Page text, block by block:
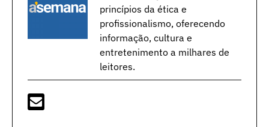
princípios da ética e
profissionalismo, oferecendo
informação, cultura e
entretenimento a milhares de
leitores.